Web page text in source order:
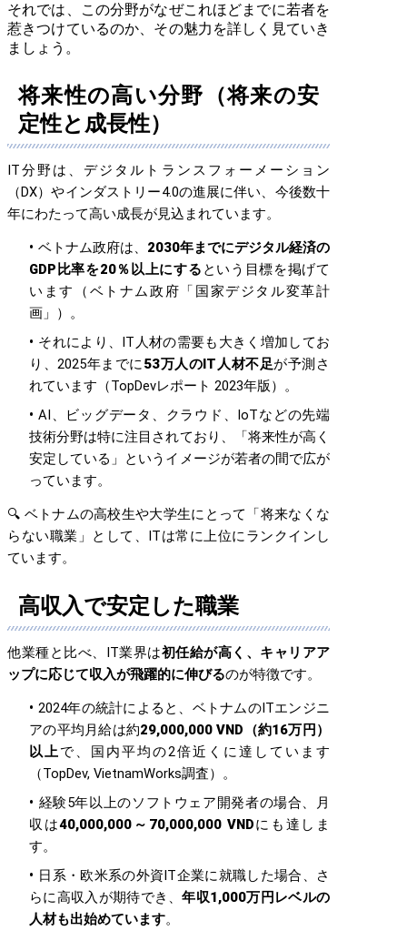
それでは、この分野がなぜこれほどまでに若者を
惹きつけているのか、その魅力を詳しく見ていき
ましょう。
将来性の高い分野（将来の安
定性と成長性）
IT分野は、デジタルトランスフォーメーション
（DX）やインダストリー4.0の進展に伴い、今後数十
年にわたって高い成長が見込まれています。
ベトナム政府は、 2030年までにデジタル経済の
GDP比率を20％以上にする という目標を掲げて
います（ベトナム政府「国家デジタル変革計
画」）。
それにより、IT人材の需要も大きく増加してお
り、2025年までに53万人のIT人材不足が予測さ
れています（TopDevレポート 2023年版）。
AI、ビッグデータ、クラウド、IoTなどの先端
技術分野は特に注目されており、「将来性が高く
安定している」というイメージが若者の間で広が
っています。
🔍 ベトナムの高校生や大学生にとって「将来なくな
らない職業」として、ITは常に上位にランクインし
ています。
高収入で安定した職業
他業種と比べ、IT業界は初任給が高く、キャリアア
ップに応じて収入が飛躍的に伸びるのが特徴です。
2024年の統計によると、ベトナムのITエンジニ
アの平均月給は約29,000,000 VND（約16万円）
以上で、国内平均の2倍近くに達しています
（TopDev, VietnamWorks調査）。
経験5年以上のソフトウェア開発者の場合、月
収は40,000,000～70,000,000 VNDにも達しま
す。
日系・欧米系の外資IT企業に就職した場合、さ
らに高収入が期待でき、年収1,000万円レベルの
人材も出始めています。